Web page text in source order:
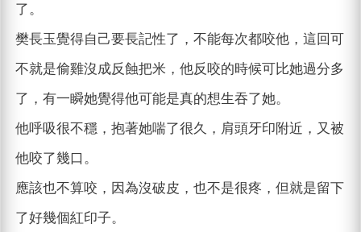
了。
樊長玉覺得自己要長記性了，不能每次都咬他，這回可
不就是偷雞沒成反蝕把米，他反咬的時候可比她過分多
了，有一瞬她覺得他可能是真的想生吞了她。
他呼吸很不穩，抱著她喘了很久，肩頭牙印附近，又被
他咬了幾口。
應該也不算咬，因為沒破皮，也不是很疼，但就是留下
了好幾個紅印子。